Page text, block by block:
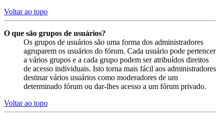
Voltar ao topo
O que são grupos de usuários?
Os grupos de usuários são uma forma dos administradores
agruparem os usuários do fórum. Cada usuário pode pertencer
a vários grupos e a cada grupo podem ser atribuídos direitos
de acesso individuais. Isto torna mais fácil aos administradores
destinar vários usuários como moderadores de um
determinado fórum ou dar-lhes acesso a um fórum privado.
Voltar ao topo